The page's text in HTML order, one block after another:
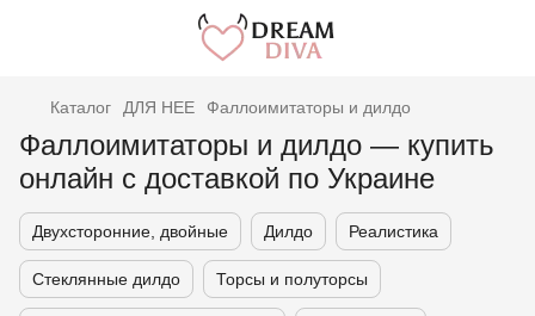
Каталог ДЛЯ НЕЕ Фаллоимитаторы и дилдо
Фаллоимитаторы и дилдо — купить
онлайн с доставкой по Украине
Двухсторонние, двойные Дилдо Реалистика
Стеклянные дилдо Торсы и полуторсы